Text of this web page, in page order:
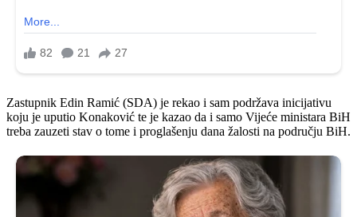
Zastupnik Edin Ramić (SDA) je rekao i sam podržava inicijativu
koju je uputio Konaković te je kazao da i samo Vijeće ministara BiH
treba zauzeti stav o tome i proglašenju dana žalosti na području BiH.